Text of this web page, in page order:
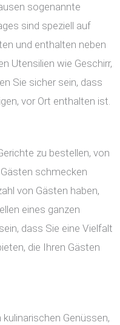
sogenannte
sind speziell auf
und enthalten neben
Utensilien wie Geschirr,
Sie sicher sein, dass
vor Ort enthalten ist.
zu bestellen, von
schmecken
von Gästen haben,
eines ganzen
dass Sie eine Vielfalt
die Ihren Gästen
Genüssen,